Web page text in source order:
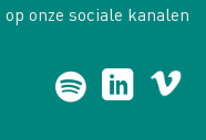
op onze sociale kanalen